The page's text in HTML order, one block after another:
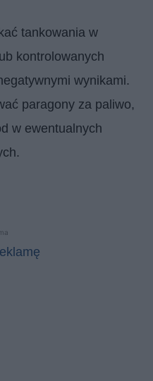
tankowania w
kontrolowanych
wynikami.
paragony za paliwo,
w ewentualnych